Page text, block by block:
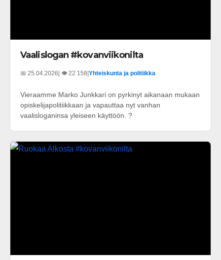
Vaalislogan #kovanviikonilta
📅 25.04.2026 | 👁️ 22 158 Yhteiskunta ja politiikka
Vieraamme Marko Junkkari on pyrkinyt aikanaan mukaan
opiskelijapolitiikkaan ja vapauttaa nyt vanhan
vaalisloganinsa yleiseen käyttöön. ?